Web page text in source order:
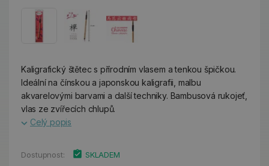
Kaligrafický štětec s přírodním vlasem a tenkou špičkou.
Ideální na čínskou a japonskou kaligrafii, malbu
akvarelovými barvami a další techniky. Bambusová rukojeť,
vlas ze zvířecích chlupů.
Celý popis
Dostupnost: SKLADEM